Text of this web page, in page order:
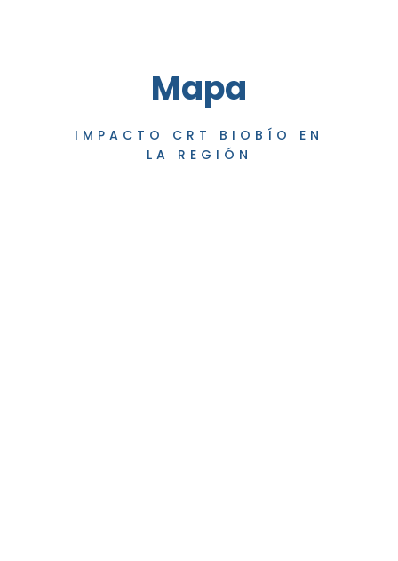
Mapa
IMPACTO CRT BIOBÍO EN
LA REGIÓN